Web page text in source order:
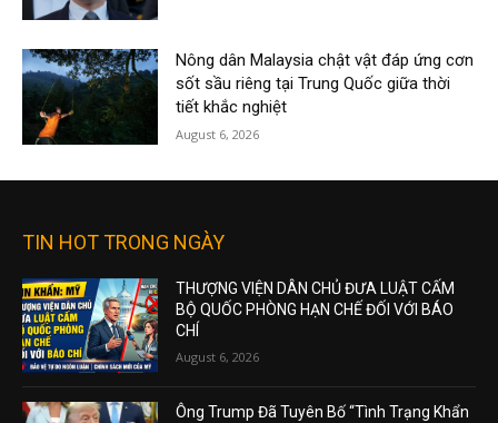
Nông dân Malaysia chật vật đáp ứng cơn
sốt sầu riêng tại Trung Quốc giữa thời
tiết khắc nghiệt
August 6, 2026
TIN HOT TRONG NGÀY
THƯỢNG VIỆN DÂN CHỦ ĐƯA LUẬT CẤM
BỘ QUỐC PHÒNG HẠN CHẾ ĐỐI VỚI BÁO
CHÍ
August 6, 2026
Ông Trump Đã Tuyên Bố “Tình Trạng Khẩn